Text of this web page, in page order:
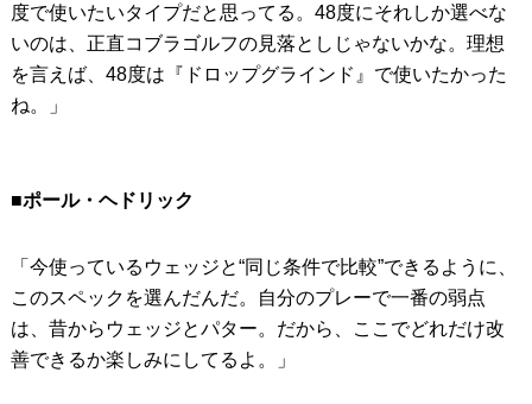
度で使いたいタイプだと思ってる。48度にそれしか選べな
いのは、正直コブラゴルフの見落としじゃないかな。理想
を言えば、48度は『ドロップグラインド』で使いたかった
ね。」
■ポール・ヘドリック
「今使っているウェッジと“同じ条件で比較”できるように、
このスペックを選んだんだ。自分のプレーで一番の弱点
は、昔からウェッジとパター。だから、ここでどれだけ改
善できるか楽しみにしてるよ。」